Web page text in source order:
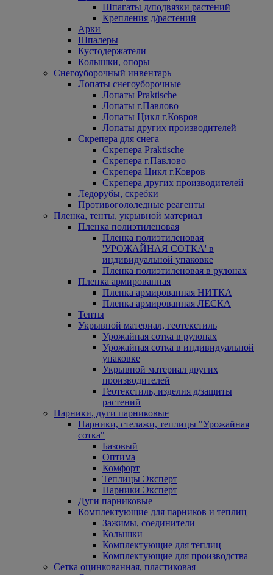
Шпагаты д/подвязки растений
Крепления д/растений
Арки
Шпалеры
Кустодержатели
Колышки, опоры
Снегоуборочный инвентарь
Лопаты снегоуборочные
Лопаты Praktische
Лопаты г.Павлово
Лопаты Цикл г.Ковров
Лопаты других производителей
Скрепера для снега
Скрепера Praktische
Скрепера г.Павлово
Скрепера Цикл г.Ковров
Скрепера других производителей
Ледорубы, скребки
Противогололедные реагенты
Пленка, тенты, укрывной материал
Пленка полиэтиленовая
Пленка полиэтиленовая
'УРОЖАЙНАЯ СОТКА' в
индивидуальной упаковке
Пленка полиэтиленовая в рулонах
Пленка армированная
Пленка армированная НИТКА
Пленка армированная ЛЕСКА
Тенты
Укрывной материал, геотекстиль
Урожайная сотка в рулонах
Урожайная сотка в индивидуальной
упаковке
Укрывной материал других
производителей
Геотекстиль, изделия д/защиты
растений
Парники, дуги парниковые
Парники, стелажи, теплицы "Урожайная
сотка"
Базовый
Оптима
Комфорт
Теплицы Эксперт
Парники Эксперт
Дуги парниковые
Комплектующие для парников и теплиц
Зажимы, соединители
Колышки
Комплектующие для теплиц
Комплектующие для производства
Сетка оцинкованная, пластиковая